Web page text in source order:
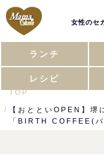
女性のセ
ランチ
レシピ
TOP
【おとといOPEN】堺
「BIRTH COFFEE(